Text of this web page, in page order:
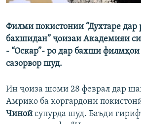
Ҳамаи сомонаҳои RFE/RL
Филми покистонии “Духтаре дар
бахшидан” ҷоизаи Академияи
- “Оскар”- ро дар бахши филмҳои
сазорвор шуд.
Ин ҷоиза шоми 28 феврал дар
Амрико ба коргардони
Чиной супурда шуд. Баъди